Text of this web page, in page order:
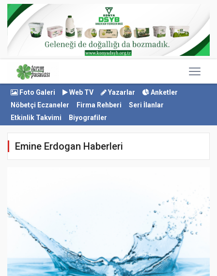
Foto Galeri Web TV Yazarlar
Anketler
Nöbetçi Eczaneler
Firma Rehberi
Seri İlanlar
Etkinlik Takvimi
Biyografiler
Emine Erdogan Haberleri